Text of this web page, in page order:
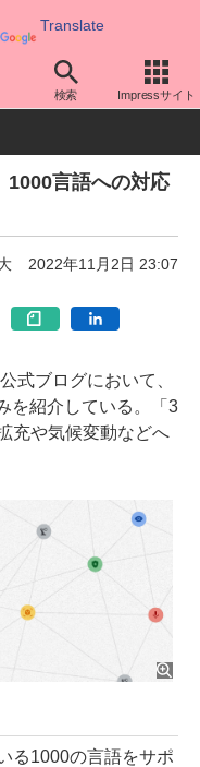
Translate
検索 Impressサイト
言語への対応
2022年11月2日 23:07
式ブログにおいて、
を紹介している。「3
充や気候変動などへ
る1000の言語をサポ